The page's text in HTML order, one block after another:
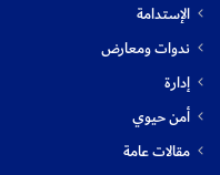
الإستدامة
ندوات ومعارض
إدارة
أمن حيوي
مقالات عامة